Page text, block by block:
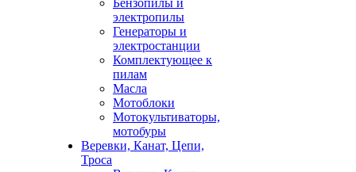
Бензопилы и
электропилы
Генераторы и
электростанции
Комплектующее к
пилам
Масла
Мотоблоки
Мотокультиваторы,
мотобуры
Веревки, Канат, Цепи,
Троса